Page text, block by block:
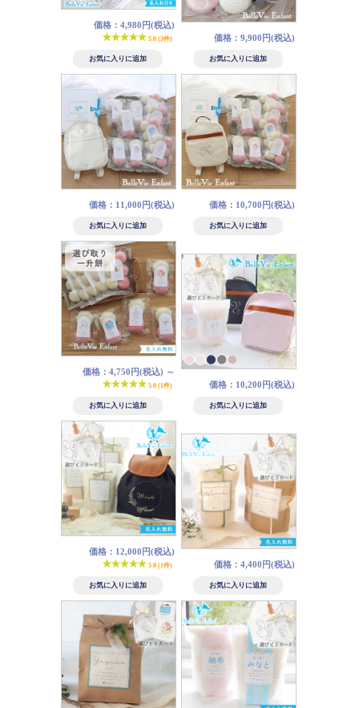
価格：4,980円(税込)
5.0 (3件) 価格：9,900円(税込)
価格：11,000円(税込) 価格：10,700円(税込)
価格：4,750円(税込) ～
5.0 (1件) 価格：10,200円(税込)
価格：12,000円(税込)
5.0 (1件) 価格：4,400円(税込)